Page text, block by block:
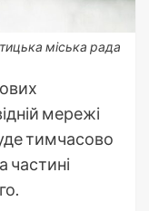
міська рада
мережі
тимчасово
частині